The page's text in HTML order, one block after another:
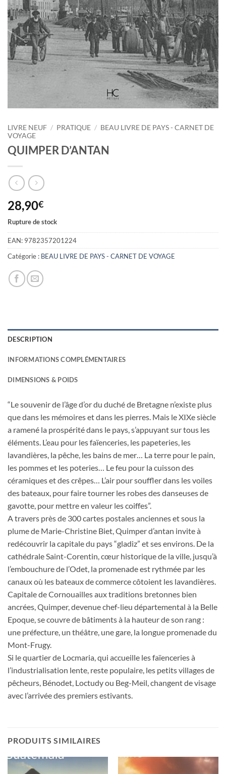
LIVRE NEUF / PRATIQUE / BEAU LIVRE DE PAYS - CARNET DE
VOYAGE
QUIMPER D’ANTAN
28,90€
Rupture de stock
EAN: 9782357201224
Catégorie : BEAU LIVRE DE PAYS - CARNET DE VOYAGE
DESCRIPTION
INFORMATIONS COMPLÉMENTAIRES
DIMENSIONS & POIDS
“Le souvenir de l’âge d’or du duché de Bretagne n’existe plus
que dans les mémoires et dans les pierres. Mais le XIXe siècle
a ramené la prospérité dans le pays, s’appuyant sur tous les
éléments. L’eau pour les faïenceries, les papeteries, les
lavandières, la pêche, les bains de mer… La terre pour le pain,
les pommes et les poteries… Le feu pour la cuisson des
céramiques et des crêpes… L’air pour souffler dans les voiles
des bateaux, pour faire tourner les robes des danseuses de
gavotte, pour mettre en valeur les coiffes”.
A travers près de 300 cartes postales anciennes et sous la
plume de Marie-Christine Biet, Quimper d’antan invite à
redécouvrir la capitale du pays “gladiz” et ses environs. De la
cathédrale Saint-Corentin, cœur historique de la ville, jusqu’à
l’embouchure de l’Odet, la promenade est rythmée par les
canaux où les bateaux de commerce côtoient les lavandières.
Capitale de Cornouailles aux traditions bretonnes bien
ancrées, Quimper, devenue chef-lieu départemental à la Belle
Epoque, se couvre de bâtiments à la hauteur de son rang :
une préfecture, un théâtre, une gare, la longue promenade du
Mont-Frugy.
Si le quartier de Locmaria, qui accueille les faïenceries à
l’industrialisation lente, reste populaire, les petits villages de
pêcheurs, Bénodet, Loctudy ou Beg-Meil, changent de visage
avec l’arrivée des premiers estivants.
PRODUITS SIMILAIRES